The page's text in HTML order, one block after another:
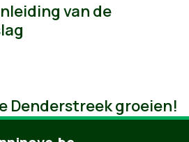
van de
Denderstreek groeien!